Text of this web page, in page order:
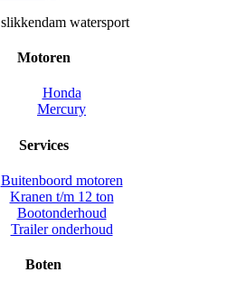
Motoren
Honda
Mercury
Services
Buitenboord motoren
Kranen t/m 12 ton
Bootonderhoud
Trailer onderhoud
Boten